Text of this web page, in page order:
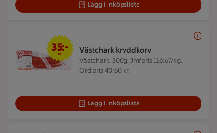
Lägg i inköpslista
Västchark kryddkorv
Västchark. 300g. Jmfpris 116:67/kg.
Ord.pris 40:60 kr.
35 kr/st
35:-
/st
Lägg i inköpslista